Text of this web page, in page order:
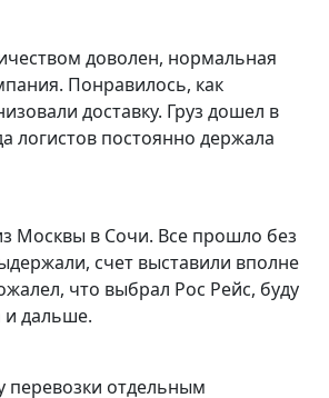
доволен, нормальная
Понравилось, как
доставку. Груз дошел в
логистов постоянно держала
Москвы в Сочи. Все прошло без
счет выставили вполне
что выбрал Рос Рейс, буду
дальше.
перевозки отдельным